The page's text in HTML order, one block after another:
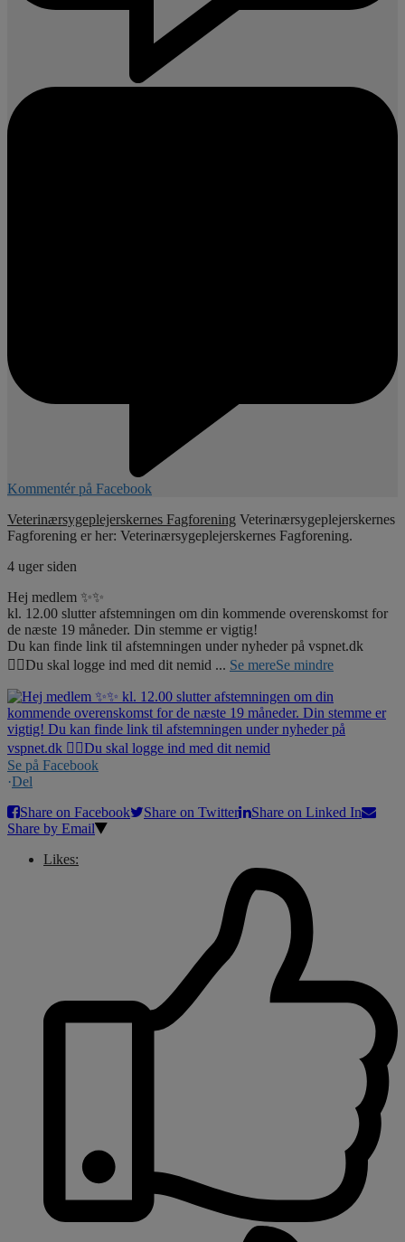
Kommentér på Facebook
Veterinærsygeplejerskernes Fagforening Veterinærsygeplejerskernes
Fagforening er her: Veterinærsygeplejerskernes Fagforening.
4 uger siden
Hej medlem ✨✨
kl. 12.00 slutter afstemningen om din kommende overenskomst for
de næste 19 måneder. Din stemme er vigtig!
Du kan finde link til afstemningen under nyheder på vspnet.dk
☝🏼Du skal logge ind med dit nemid ... Se mereSe mindre
Se på Facebook
·Del
Share on Facebook
Share on Twitter
Share on Linked In
Share by Email
Likes: